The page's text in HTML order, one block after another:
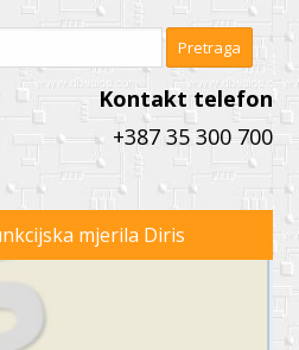
Kontakt telefon
+387 35 300 700
mjerila Diris